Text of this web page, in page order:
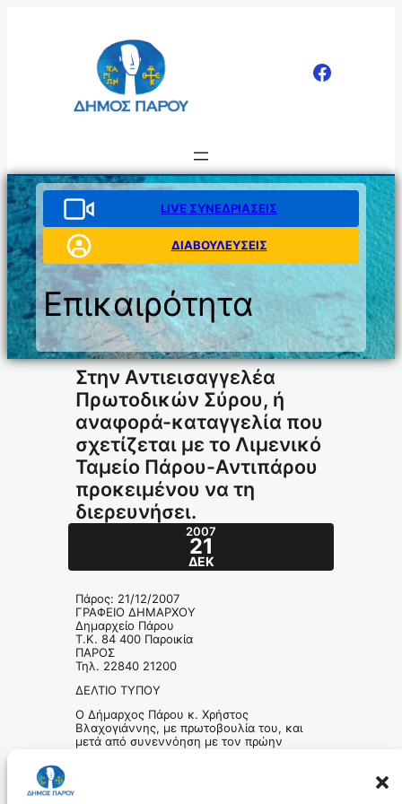
LIVE ΣΥΝΕΔΡΙΑΣΕΙΣ
ΔΙΑΒΟΥΛΕΥΣΕΙΣ
Επικαιρότητα
Στην Αντιεισαγγελέα
Πρωτοδικών Σύρου, ή
αναφορά-καταγγελία που
σχετίζεται με το Λιμενικό
Ταμείο Πάρου-Αντιπάρου
προκειμένου να τη
διερευνήσει.
2007
21
ΔΕΚ
Πάρος: 21/12/2007
ΓΡΑΦΕΙΟ ΔΗΜΑΡΧΟΥ
Δημαρχείο Πάρου
Τ.Κ. 84 400 Παροικία
ΠΑΡΟΣ
Τηλ. 22840 21200
ΔΕΛΤΙΟ ΤΥΠΟΥ
Ο Δήμαρχος Πάρου κ. Χρήστος
Βλαχογιάννης, με πρωτοβουλία του, και
μετά από συνεννόηση με τον πρώην